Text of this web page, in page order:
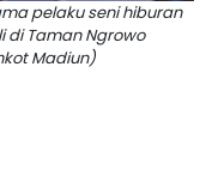
pelaku seni hiburan
di Taman Ngrowo
Madiun)